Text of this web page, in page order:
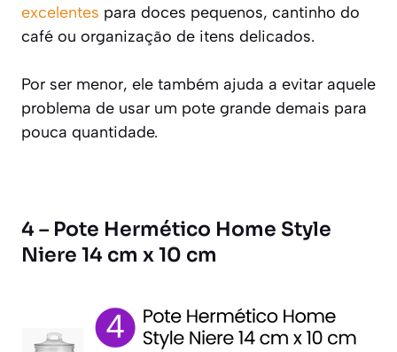
excelentes para doces pequenos, cantinho do
café ou organização de itens delicados.
Por ser menor, ele também ajuda a evitar aquele
problema de usar um pote grande demais para
pouca quantidade.
4 – Pote Hermético Home Style
Niere 14 cm x 10 cm